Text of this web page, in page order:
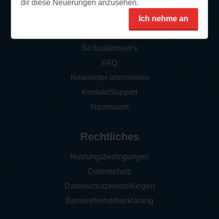
dir diese Neuerungen anzusehen.
Ich nehme an
So funktioniert‘s
FAQ
Newsletter abonnieren
Kontakt/Support
Impressum
Rechtliches
Nutzungsbedingungen
Datenschutz
Datenschutzeinstellungen
Barrierefreiheitserklärung